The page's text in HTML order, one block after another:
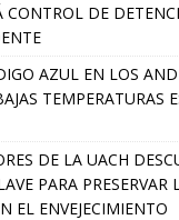
CONTROL DE
AZUL EN LOS
TEMPERATURAS
DE LA UACH
PARA PRESERVAR
EL ENVEJECIMIENTO